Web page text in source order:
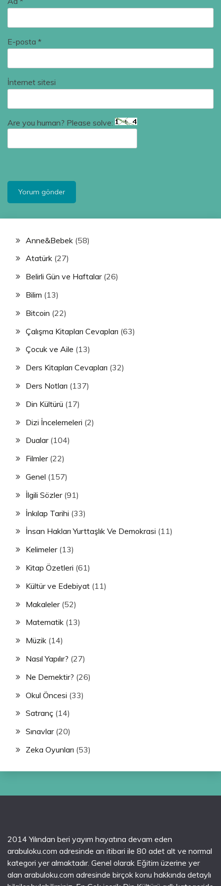
E-posta *
İnternet sitesi
Are you human? Please solve:
Anne&Bebek (58)
Atatürk (27)
Belirli Gün ve Haftalar(26)
Bilim (13)
Bitcoin (22)
Çalışma Kitapları Cevapları (63)
Çocuk ve Aile (13)
Ders Kitapları Cevapları (32)
Ders Notları (137)
Din Kültürü (17)
Dizi İncelemeleri (2)
Dualar(104)
Filmler(22)
Genel (157)
İlgili Sözler(91)
İnkılap Tarihi (33)
İnsan Hakları Yurttaşlık Ve Demokrasi (11)
Kelimeler(13)
Kitap Özetleri (61)
Kültür ve Edebiyat (11)
Makaleler(52)
Matematik (13)
Müzik (14)
Nasıl Yapılır? (27)
Ne Demektir? (26)
Okul Öncesi (33)
Satranç (14)
Sınavlar(20)
Zeka Oyunları (53)
2014 Yılından beri yayım hayatına devam eden
arabuloku.com adresinde an itibari ile 80 adet alt ve normal
kategori yer almaktadır. Genel olarak Eğitim üzerine yer
alan arabuloku.com adresinde birçok konu hakkında detaylı